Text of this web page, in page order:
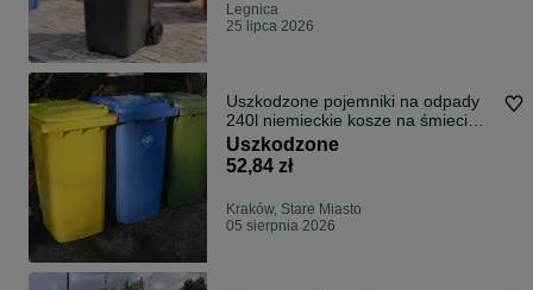
Legnica
25 lipca 2026
Uszkodzone pojemniki na odpady
240l niemieckie kosze na śmieci
kosze na śmieci kosze na śmieci
pojemnik na śmieci kosz na odpady
kosze na śmieci
Uszkodzone
52,84 zł
Kraków, Stare Miasto
05 sierpnia 2026